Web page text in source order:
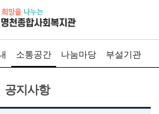
소통공간 나눔마당 부설기관
공지사항